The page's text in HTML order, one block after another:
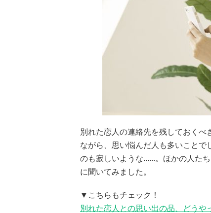
別れた恋人の連絡先を残しておくべ
ながら、思い悩んだ人も多いことで
のも寂しいような......。ほかの人た
に聞いてみました。
▼こちらもチェック！
別れた恋人との思い出の品、どう